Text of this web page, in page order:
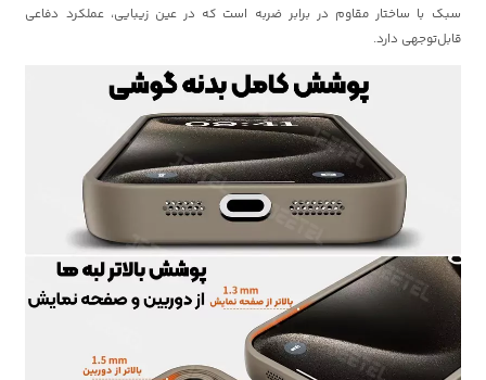
سبک با ساختار مقاوم در برابر ضربه است که در عین زیبایی، عملکرد دفاعی
قابل‌توجهی دارد.